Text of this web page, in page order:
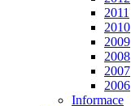
2011
2010
2009
2008
2007
2006
Informace